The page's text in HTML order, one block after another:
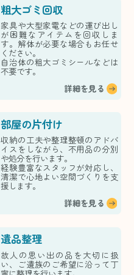
粗大ゴミ回収
家具や大型家電などの運び出し
が困難なアイテムを回収しま
す。解体が必要な場合もお任せ
ください。
自治体の粗大ゴミシールなどは
不要です。
詳細を見る
部屋の片付け
収納の工夫や整理整頓のアドバ
イスをしながら、不用品の分別
や処分を行います。
経験豊富なスタッフが対応し、
清潔で心地よい空間づくりを支
援します。
詳細を見る
遺品整理
故人の思い出の品を大切に扱
い、ご遺族のご希望に沿って丁